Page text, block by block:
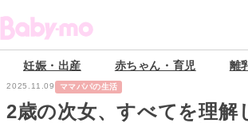
妊娠・出産 赤ちゃん・育児 離
2025.11.09 ママパパの生活
2歳の次女、すべてを理